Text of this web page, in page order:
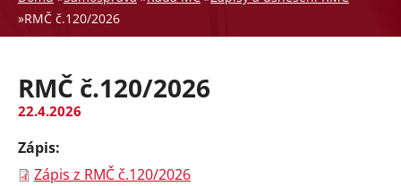
Jste
»RMČ č.120/2026
RMČ č.120/2026
22.4.2026
Zápis:
Zápis z RMČ č.120/2026